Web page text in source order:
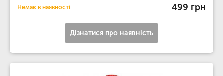
Немає в наявності 499 грн
Дізнатися про наявність